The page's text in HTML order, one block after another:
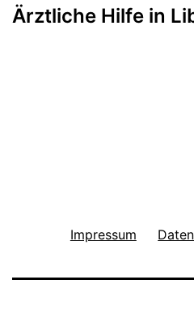
Ärztliche Hilfe in
Impressum